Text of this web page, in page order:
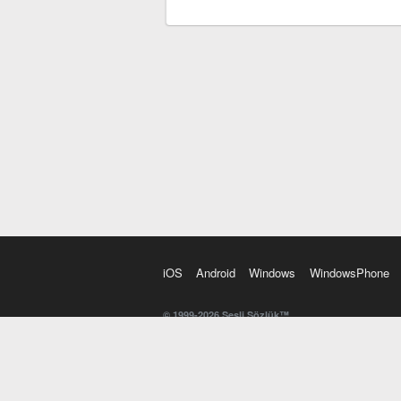
iOS Android Windows WindowsPhone
© 1999-2026 Sesli Sözlük™